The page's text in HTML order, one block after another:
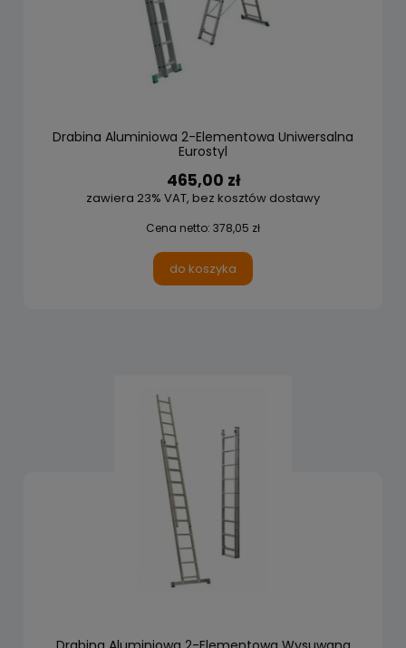
Drabina Aluminiowa 2-Elementowa Uniwersalna
Eurostyl
465,00 zł
zawiera 23% VAT, bez kosztów dostawy
Cena netto: 378,05 zł
do koszyka